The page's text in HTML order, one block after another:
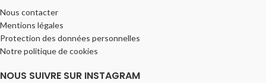
Nous contacter
Mentions légales
Protection des données personnelles
Notre politique de cookies
NOUS SUIVRE SUR INSTAGRAM